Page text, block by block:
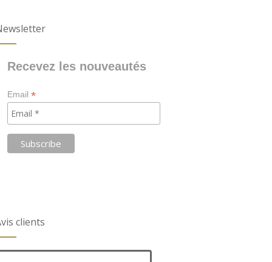
Recevez les nouveautés
Email*
clients